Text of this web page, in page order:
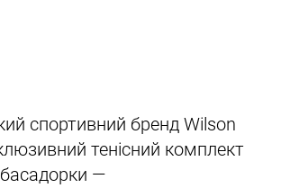
спортивний бренд Wilson
тенісний комплект
—